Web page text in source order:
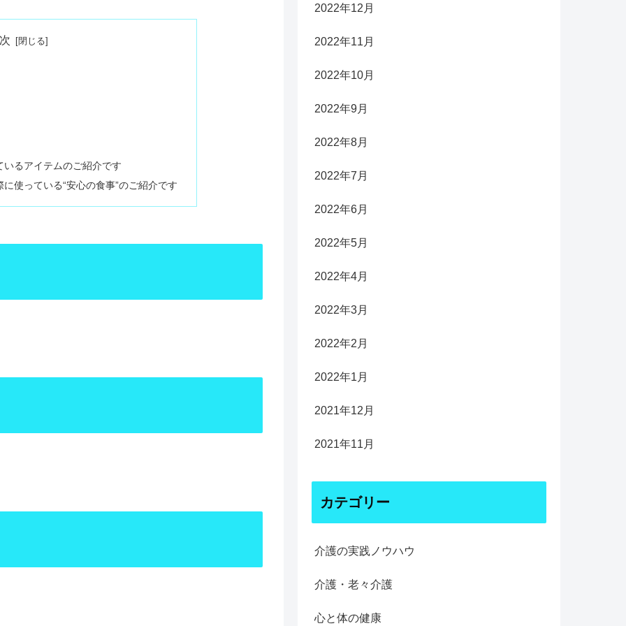
るアイテムのご紹介です
使っている“安心の食事”のご紹介です
2022年12月
2022年11月
2022年10月
2022年9月
2022年8月
2022年7月
2022年6月
2022年5月
2022年4月
2022年3月
2022年2月
2022年1月
2021年12月
2021年11月
カテゴリー
介護の実践ノウハウ
介護・老々介護
心と体の健康